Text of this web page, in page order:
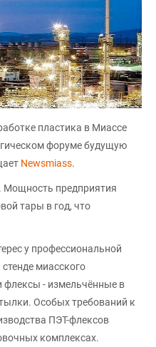
пластика в Миассе
форуме будущую
Newsmiass.
Мощность предприятия
тары в год, что
у профессиональной
миасского
флексы - измельчённые в
Особых требований к
ПЭТ-флексов
комплексах.